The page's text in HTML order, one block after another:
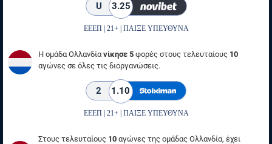
U 3.25
ΕΕΕΠ | 21+ | ΠΑΙΞΕ ΥΠΕΥΘΥΝΑ
Η ομάδα Ολλανδίανίκησε 5 φορές στους τελευταίους 10
αγώνες σε όλες τις διοργανώσεις.
2 1.10
ΕΕΕΠ | 21+ | ΠΑΙΞΕ ΥΠΕΥΘΥΝΑ
Στους τελευταίους 10 αγώνες της ομάδας Ολλανδία, έχει